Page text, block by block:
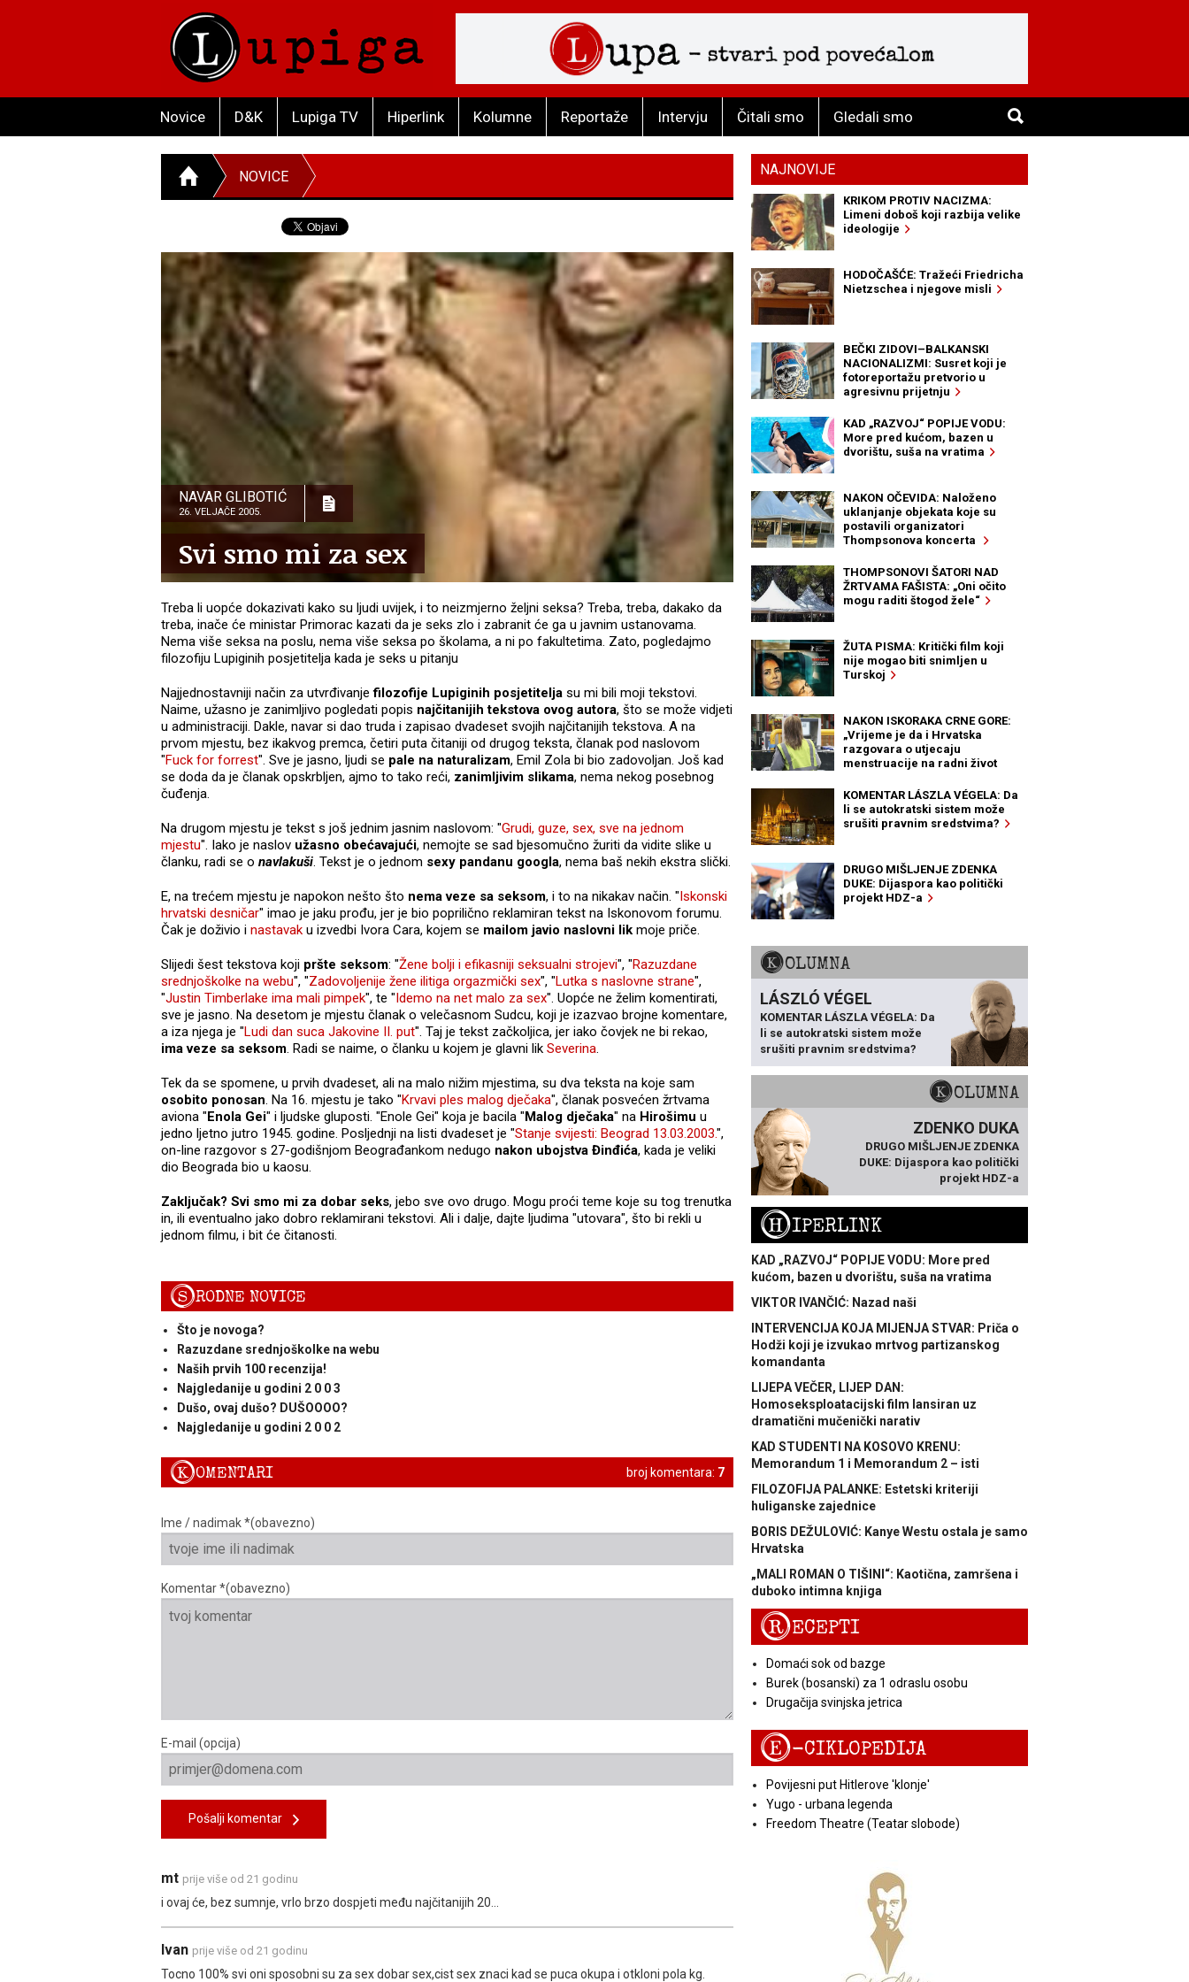
Novice D&K Lupiga TV Hiperlink Kolumne Reportaže Intervju Čitali smo Gledali smo
NOVICE
NAVAR GLIBOTIĆ
26. VELJAČE 2005.
Svi smo mi za sex
Treba li uopće dokazivati kako su ljudi uvijek, i to neizmjerno željni seksa? Treba, treba, dakako da
treba, inače će ministar Primorac kazati da je seks zlo i zabranit će ga u javnim ustanovama.
Nema više seksa na poslu, nema više seksa po školama, a ni po fakultetima. Zato, pogledajmo
filozofiju Lupiginih posjetitelja kada je seks u pitanju
Najjednostavniji način za utvrđivanjefilozofije Lupiginih posjetitelja su mi bili moji tekstovi.
Naime, užasno je zanimljivo pogledati popis najčitanijih tekstova ovog autora, što se može vidjeti
u administraciji. Dakle, navar si dao truda i zapisao dvadeset svojih najčitanijih tekstova. A na
prvom mjestu, bez ikakvog premca, četiri puta čitaniji od drugog teksta, članak pod naslovom
"Fuck for forrest". Sve je jasno, ljudi se pale na naturalizam, Emil Zola bi bio zadovoljan. Još kad
se doda da je članak opskrbljen, ajmo to tako reći, zanimljivim slikama, nema nekog posebnog
čuđenja.
Na drugom mjestu je tekst s još jednim jasnim naslovom: "Grudi, guze, sex, sve na jednom
mjestu". Iako je naslov užasno obećavajući, nemojte se sad bjesomučno žuriti da vidite slike u
članku, radi se o navlakuši. Tekst je o jednom sexy pandanu googla, nema baš nekih ekstra slički.
E, na trećem mjestu je napokon nešto što nema veze sa seksom, i to na nikakav način. "Iskonski
hrvatski desničar" imao je jaku prođu, jer je bio poprilično reklamiran tekst na Iskonovom forumu.
Čak je doživio i nastavak u izvedbi Ivora Cara, kojem se mailom javio naslovni lik moje priče.
Slijedi šest tekstova koji pršte seksom: "Žene bolji i efikasniji seksualni strojevi", "Razuzdane
srednjoškolke na webu", "Zadovoljenije žene ilitiga orgazmički sex", "Lutka s naslovne strane",
"Justin Timberlake ima mali pimpek", te "Idemo na net malo za sex". Uopće ne želim komentirati,
sve je jasno. Na desetom je mjestu članak o velečasnom Sudcu, koji je izazvao brojne komentare,
a iza njega je "Ludi dan suca Jakovine II. put". Taj je tekst začkoljica, jer iako čovjek ne bi rekao,
ima veze sa seksom. Radi se naime, o članku u kojem je glavni lik Severina.
Tek da se spomene, u prvih dvadeset, ali na malo nižim mjestima, su dva teksta na koje sam
osobito ponosan. Na 16. mjestu je tako "Krvavi ples malog dječaka", članak posvećen žrtvama
aviona "Enola Gei" i ljudske gluposti. "Enole Gei" koja je bacila "Malog dječaka" na Hirošimu u
jedno ljetno jutro 1945. godine. Posljednji na listi dvadeset je "Stanje svijesti: Beograd 13.03.2003.",
on-line razgovor s 27-godišnjom Beograđankom nedugo nakon ubojstva Đinđića, kada je veliki
dio Beograda bio u kaosu.
Zaključak? Svi smo mi za dobar seks, jebo sve ovo drugo. Mogu proći teme koje su tog trenutka
in, ili eventualno jako dobro reklamirani tekstovi. Ali i dalje, dajte ljudima "utovara", što bi rekli u
jednom filmu, i bit će čitanosti.
SRODNE NOVICE
Što je novoga?
Razuzdane srednjoškolke na webu
Naših prvih 100 recenzija!
Najgledanije u godini 2 0 0 3
Dušo, ovaj dušo? DUŠOOOO?
Najgledanije u godini 2 0 0 2
broj komentara: 7
KOMENTARI
Ime / nadimak *(obavezno)
Komentar *(obavezno)
E-mail (opcija)
Pošalji komentar
mt prije više od 21 godinu
i ovaj će, bez sumnje, vrlo brzo dospjeti među najčitanijih 20...
Ivan prije više od 21 godinu
Tocno 100% svi oni sposobni su za sex dobar sex,cist sex znaci kad se puca okupa i otkloni pola kg.
NAJNOVIJE
KRIKOM PROTIV NACIZMA:
Limeni doboš koji razbija velike
ideologije
HODOČAŠĆE: Tražeći Friedricha
Nietzschea i njegove misli
BEČKI ZIDOVI–BALKANSKI
NACIONALIZMI: Susret koji je
fotoreportažu pretvorio u
agresivnu prijetnju
KAD „RAZVOJ“ POPIJE VODU:
More pred kućom, bazen u
dvorištu, suša na vratima
NAKON OČEVIDA: Naloženo
uklanjanje objekata koje su
postavili organizatori
Thompsonova koncerta
THOMPSONOVI ŠATORI NAD
ŽRTVAMA FAŠISTA: „Oni očito
mogu raditi štogod žele“
ŽUTA PISMA: Kritički film koji
nije mogao biti snimljen u
Turskoj
NAKON ISKORAKA CRNE GORE:
„Vrijeme je da i Hrvatska
razgovara o utjecaju
menstruacije na radni život
KOMENTAR LÁSZLA VÉGELA: Da
li se autokratski sistem može
srušiti pravnim sredstvima?
DRUGO MIŠLJENJE ZDENKA
DUKE: Dijaspora kao politički
projekt HDZ-a
KOLUMNA
LÁSZLÓ VÉGEL
KOMENTAR LÁSZLA VÉGELA: Da
li se autokratski sistem može
srušiti pravnim sredstvima?
KOLUMNA
ZDENKO DUKA
DRUGO MIŠLJENJE ZDENKA
DUKE: Dijaspora kao politički
projekt HDZ-a
HIPERLINK
KAD „RAZVOJ“ POPIJE VODU: More pred
kućom, bazen u dvorištu, suša na vratima
VIKTOR IVANČIĆ: Nazad naši
INTERVENCIJA KOJA MIJENJA STVAR: Priča o
Hodži koji je izvukao mrtvog partizanskog
komandanta
LIJEPA VEČER, LIJEP DAN:
Homoseksploatacijski film lansiran uz
dramatični mučenički narativ
KAD STUDENTI NA KOSOVO KRENU:
Memorandum 1 i Memorandum 2 – isti
FILOZOFIJA PALANKE: Estetski kriteriji
huliganske zajednice
BORIS DEŽULOVIĆ: Kanye Westu ostala je samo
Hrvatska
„MALI ROMAN O TIŠINI“: Kaotična, zamršena i
duboko intimna knjiga
RECEPTI
Domaći sok od bazge
Burek (bosanski) za 1 odraslu osobu
Drugačija svinjska jetrica
E-CIKLOPEDIJA
Povijesni put Hitlerove 'klonje'
Yugo - urbana legenda
Freedom Theatre (Teatar slobode)